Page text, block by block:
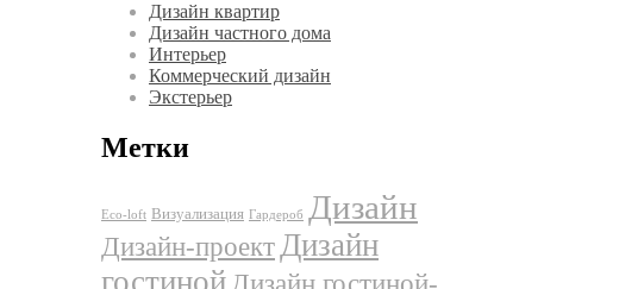
Дизайн квартир
Дизайн частного дома
Интерьер
Коммерческий дизайн
Экстерьер
Метки
Eco-loft Визуализация Гардероб Дизайн
Дизайн-проектДизайн